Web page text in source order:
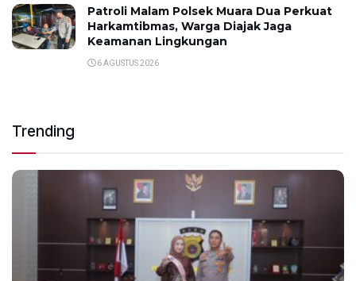
Patroli Malam Polsek Muara Dua Perkuat
Harkamtibmas, Warga Diajak Jaga
Keamanan Lingkungan
6 AGUSTUS 2026
Trending